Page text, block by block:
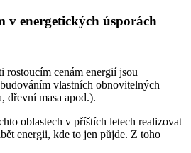
v energetických úsporách
rostoucím cenám energií jsou
vlastních obnovitelných
dřevní masa apod.).
oblastech v příštích letech realizovat
energii, kde to jen půjde. Z toho